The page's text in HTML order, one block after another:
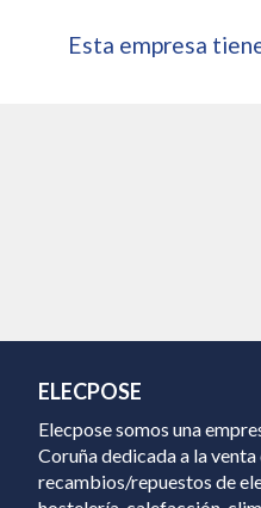
Esta empresa
ELECPOSE
Elecpose somos una
Coruña dedicada a la venta
recambios/repuestos de